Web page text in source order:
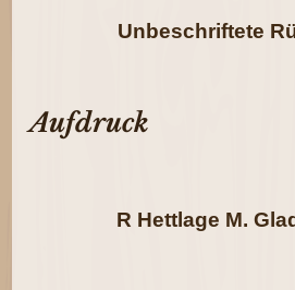
Unbeschriftete
Aufdruck
R Hettlage M.